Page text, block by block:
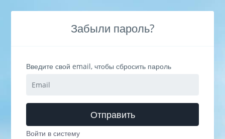
Забыли пароль?
Введите свой email, чтобы сбросить пароль
Отправить
Войти в систему